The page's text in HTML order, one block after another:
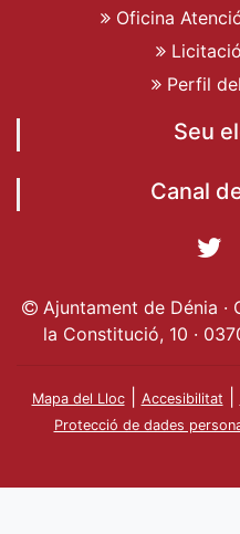
Oficina
Perfil
Seu
Canal
Ajuntament de Dénia ·
la Constitució, 10 ·
Mapa del Lloc| Accesibilitat
Protecció de dades